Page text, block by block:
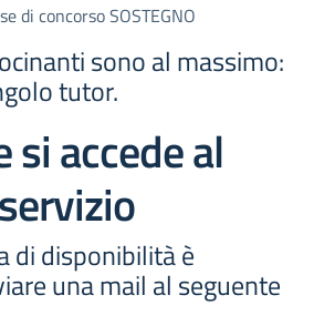
di concorso SOSTEGNO
sono al massimo:
tutor.
si accede al
servizio
di disponibilità è
una mail al seguente